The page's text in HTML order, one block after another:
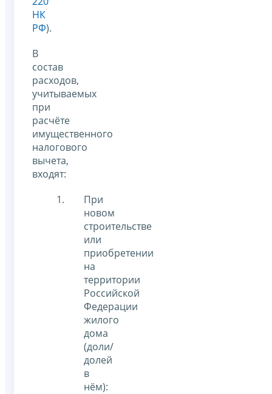
НК
РФ).
В
состав
расходов,
учитываемых
при
расчёте
имущественного
налогового
вычета,
входят:
При
новом
строительстве
или
приобретении
на
территории
Российской
Федерации
жилого
дома
(доли/
долей
в
нём):